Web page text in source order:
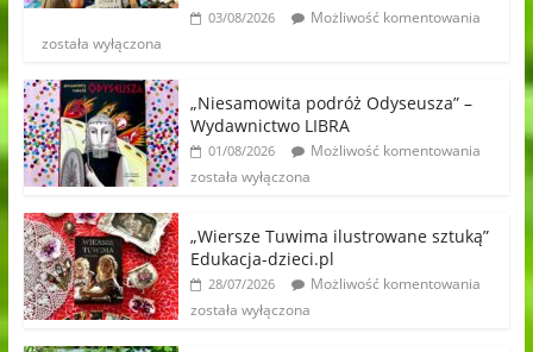
03/08/2026
Możliwość komentowania
została wyłączona
„Niesamowita podróż Odyseusza” –
Wydawnictwo LIBRA
01/08/2026
Możliwość komentowania
została wyłączona
„Wiersze Tuwima ilustrowane sztuką”
Edukacja-dzieci.pl
28/07/2026
Możliwość komentowania
została wyłączona